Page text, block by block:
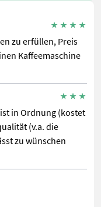
zu erfüllen, Preis
Kaffeemaschine
in Ordnung (kostet
(v.a. die
zu wünschen